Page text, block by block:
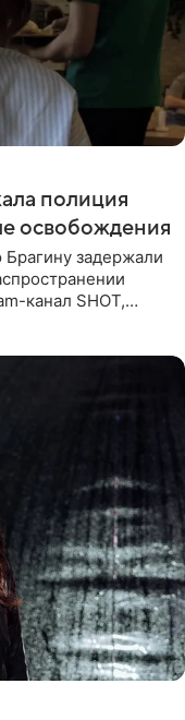
полиция
освобождения
Брагину задержали
канал SHOT,